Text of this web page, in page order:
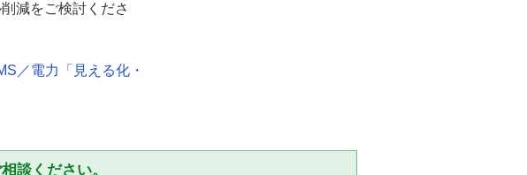
減をご検討くださ
／電力「見える化・
談ください。